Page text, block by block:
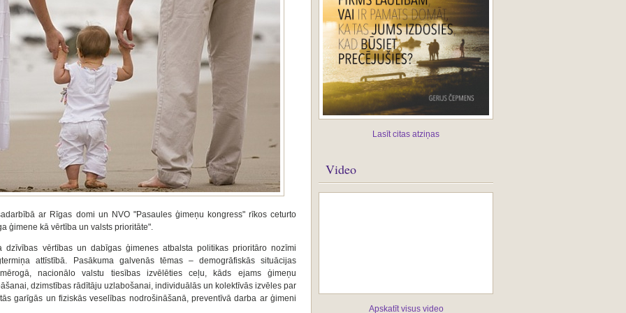
ar Rīgas domi un NVO "Pasaules ģimeņu kongress" rīkos ceturto
ģimene kā vērtība un valsts prioritāte".
vērtības un dabīgas ģimenes atbalsta politikas prioritāro nozīmi
attīstībā. Pasākuma galvenās tēmas – demogrāfiskās situācijas
nacionālo valstu tiesības izvēlēties ceļu, kāds ejams ģimeņu
dzimstības rādītāju uzlabošanai, individuālās un kolektīvās izvēles par
garīgās un fiziskās veselības nodrošināšanā, preventīvā darba ar ģimeni
Lasīt citas atziņas
Video
Apskatīt visus video